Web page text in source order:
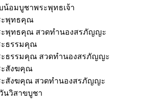
อมบูชาพระพุทธเจ้า
ะพุทธคุณ
ะพุทธคุณ สวดทำนองสรภัญญะ
ะธรรมคุณ
ะธรรมคุณ สวดทำนองสรภัญญะ
ะสังฆคุณ
ะสังฆคุณ สวดทำนองสรภัญญะ
นวิสาขบูชา